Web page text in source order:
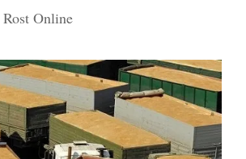
Rost Online